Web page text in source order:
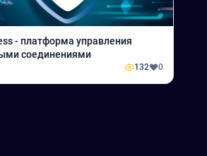
- платформа управления
соединениями
132 0